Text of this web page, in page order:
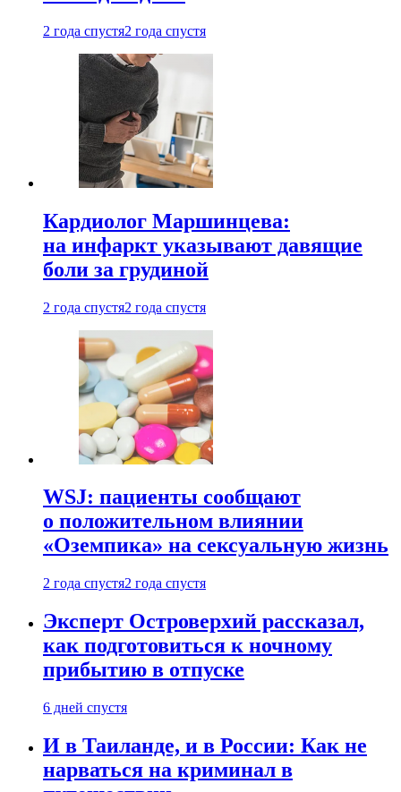
2 года спустя2 года спустя
Кардиолог Маршинцева:
на инфаркт указывают давящие
боли за грудиной
2 года спустя2 года спустя
WSJ: пациенты сообщают
о положительном влиянии
«Оземпика» на сексуальную жизнь
2 года спустя2 года спустя
Эксперт Островерхий рассказал,
как подготовиться к ночному
прибытию в отпуске
6 дней спустя
И в Таиланде, и в России: Как не
нарваться на криминал в